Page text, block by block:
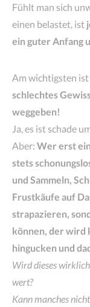
Fühlt man sich
einen belastet, ist
ein guter Anfang
Am wichtigsten
schlechtes
weggeben!
Ja, es ist schade
Aber: Wer erst
stets
und Sammeln,
Frustkäufe auf
strapazieren,
können, der wird
hingucken und
Wird dieses
wert?
Kann manches